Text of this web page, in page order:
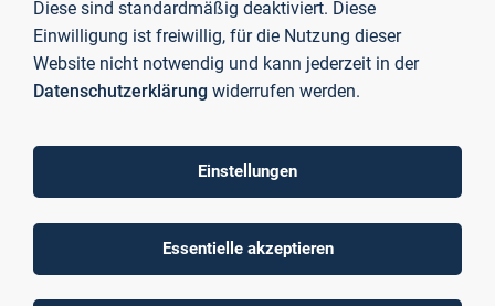
54 Stunden voller Erfolg!
in Zusammenarbeit mit amerikanischem Startup-Unternehmen
Total Immersion Week – Advanced Regional and Transversal
Diese sind standardmäßig deaktiviert. Diese
Einwilligung ist freiwillig, für die Nutzung dieser
Website nicht notwendig und kann jederzeit in der
Datenschutzerklärung widerrufen werden.
Einstellungen
Essentielle akzeptieren